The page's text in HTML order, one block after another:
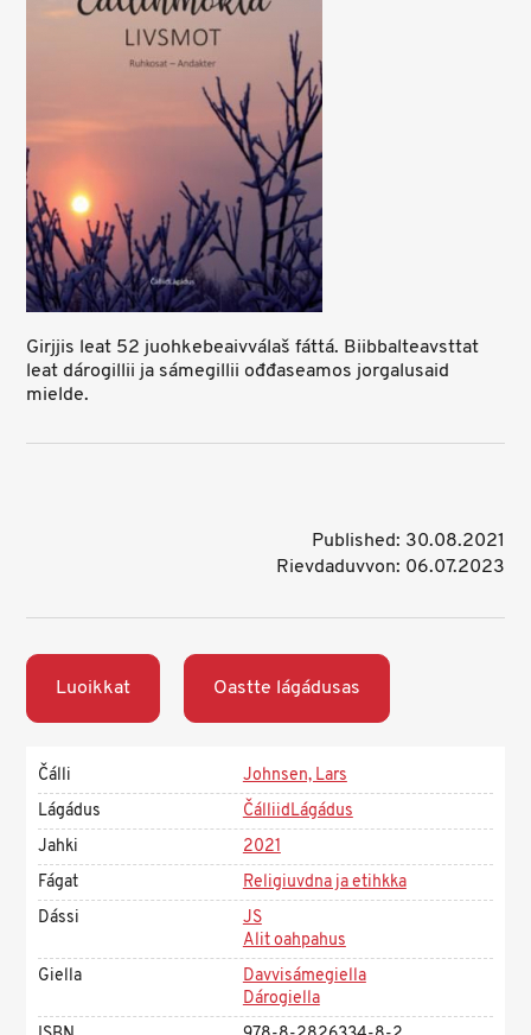
Girjjis leat 52 juohkebeaivválaš fáttá. Biibbalteavsttat
leat dárogillii ja sámegillii ođđaseamos jorgalusaid
mielde.
Published: 30.08.2021
Rievdaduvvon: 06.07.2023
Luoikkat Oastte lágádusas
Čálli
Johnsen, Lars
Lágádus
ČálliidLágádus
Jahki
2021
Fágat
Religiuvdna ja etihkka
Dássi
JS
Alit oahpahus
Giella
Davvisámegiella
Dárogiella